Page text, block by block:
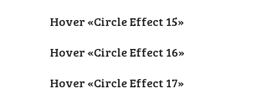
Hover «Circle Effect 15»
Hover «Circle Effect 16»
Hover «Circle Effect 17»